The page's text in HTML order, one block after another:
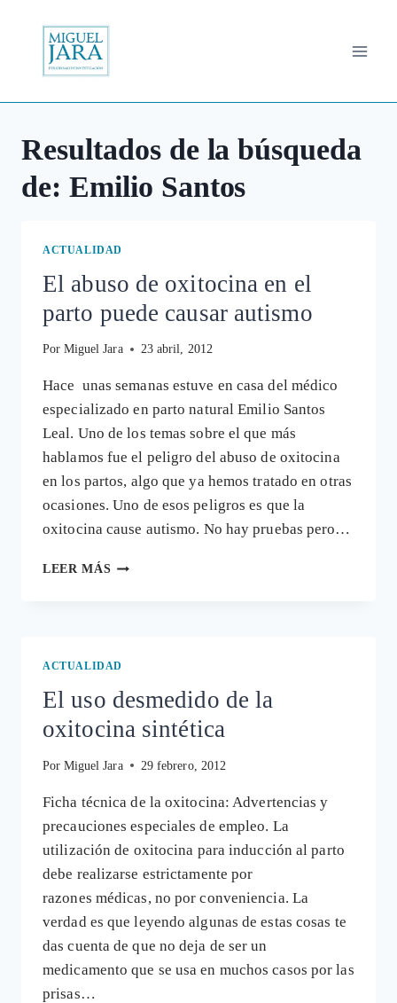
contenido
Resultados de la búsqueda
de: Emilio Santos
ACTUALIDAD
El abuso de oxitocina en el
parto puede causar autismo
Por Miguel Jara 23 abril, 2012
Hace unas semanas estuve en casa del médico
especializado en parto natural Emilio Santos
Leal. Uno de los temas sobre el que más
hablamos fue el peligro del abuso de oxitocina
en los partos, algo que ya hemos tratado en otras
ocasiones. Uno de esos peligros es que la
oxitocina cause autismo. No hay pruebas pero…
LEER MÁS EL
PUEDE
AUTISMO
ACTUALIDAD
El uso desmedido de la
oxitocina sintética
Por Miguel Jara 29 febrero, 2012
Ficha técnica de la oxitocina: Advertencias y
precauciones especiales de empleo. La
utilización de oxitocina para inducción al parto
debe realizarse estrictamente por
razones médicas, no por conveniencia. La
verdad es que leyendo algunas de estas cosas te
das cuenta de que no deja de ser un
medicamento que se usa en muchos casos por las
prisas…